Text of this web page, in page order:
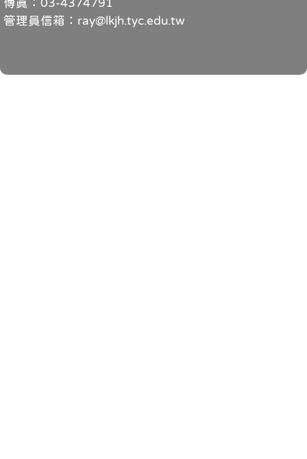
管理員信箱：ray@lkjh.tyc.edu.tw